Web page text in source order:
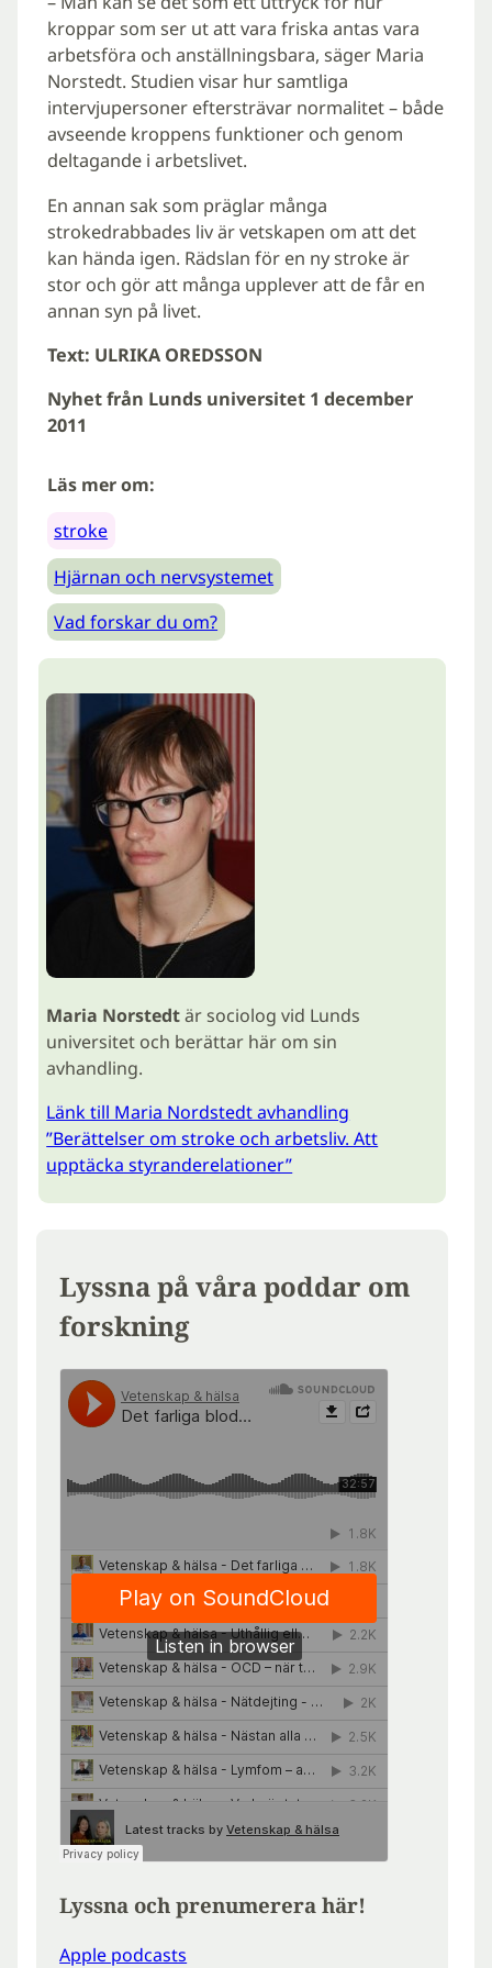
kroppar som ser ut att vara friska antas vara
arbetsföra och anställningsbara, säger Maria
Norstedt. Studien visar hur samtliga
intervjupersoner eftersträvar normalitet – både
avseende kroppens funktioner och genom
deltagande i arbetslivet.
En annan sak som präglar många
strokedrabbades liv är vetskapen om att det
kan hända igen. Rädslan för en ny stroke är
stor och gör att många upplever att de får en
annan syn på livet.
Text: ULRIKA OREDSSON
Nyhet från Lunds universitet 1 december
2011
Läs mer om:
stroke
Hjärnan och nervsystemet
Vad forskar du om?
Maria Norstedtär sociolog vid Lunds
universitet och berättar här om sin
avhandling.
Länk till Maria Nordstedt avhandling
”Berättelser om stroke och arbetsliv. Att
upptäcka styranderelationer”
Lyssna på våra poddar om
forskning
Lyssna och prenumerera här!
Apple podcasts